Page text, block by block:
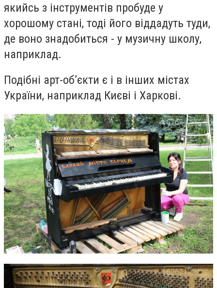
якийсь з інструментів пробуде у
хорошому стані, тоді його віддадуть туди,
де воно знадобиться - у музичну школу,
наприклад.
Подібні арт-об’єкти є і в інших містах
України, наприклад Києві і Харкові.